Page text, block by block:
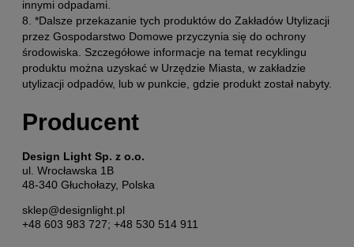
innymi odpadami.
8. *Dalsze przekazanie tych produktów do Zakładów Utylizacji
przez Gospodarstwo Domowe przyczynia się do ochrony
środowiska. Szczegółowe informacje na temat recyklingu
produktu można uzyskać w Urzędzie Miasta, w zakładzie
utylizacji odpadów, lub w punkcie, gdzie produkt został nabyty.
Producent
Design Light Sp. z o.o.
ul. Wrocławska 1B
48-340 Głuchołazy, Polska
sklep@designlight.pl
+48 603 983 727; +48 530 514 911